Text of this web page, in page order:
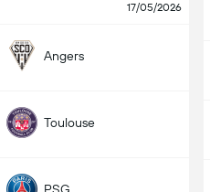
17/05/2026
Angers
Toulouse